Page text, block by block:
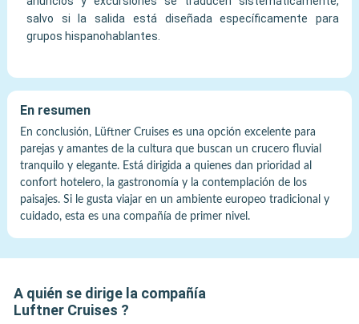
salvo si la salida está diseñada específicamente para
grupos hispanohablantes.
En resumen
En conclusión, Lüftner Cruises es una opción excelente para
parejas y amantes de la cultura que buscan un crucero fluvial
tranquilo y elegante. Está dirigida a quienes dan prioridad al
confort hotelero, la gastronomía y la contemplación de los
paisajes. Si le gusta viajar en un ambiente europeo tradicional y
cuidado, esta es una compañía de primer nivel.
A quién se dirige la compañía
Luftner Cruises ?